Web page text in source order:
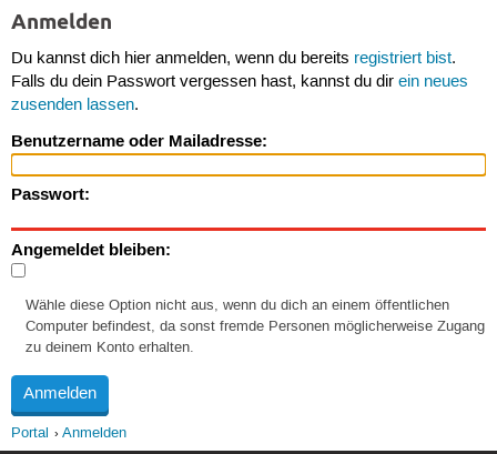
Anmelden
Du kannst dich hier anmelden, wenn du bereits registriert bist.
Falls du dein Passwort vergessen hast, kannst du dir ein neues
zusenden lassen.
Benutzername oder Mailadresse:
Passwort:
Angemeldet bleiben:
Wähle diese Option nicht aus, wenn du dich an einem öffentlichen
Computer befindest, da sonst fremde Personen möglicherweise Zugang
zu deinem Konto erhalten.
Portal Anmelden